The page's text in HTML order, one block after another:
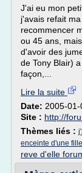
J'ai eu mon
j'avais refait
recommencer
ou 45 ans,
d'avoir des
de Tony Blair)
façon,...
Lire la suite
Date: 2005-
Site : http://
Thèmes liés :
enceinte d'une fille
reve d'elle